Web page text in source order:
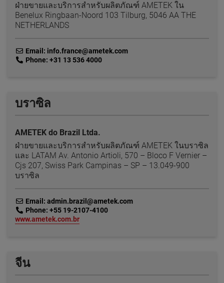
ฝ่ายขายและบริการสำหรับผลิตภัณฑ์ AMETEK ใน
Benelux Ringbaan-Noord 103 Tilburg, 5046 AA THE
NETHERLANDS
link Email: info.france@ametek.com
link Phone: +31 13 536 4000
บราซิล
AMETEK do Brazil Ltda.
ฝ่ายขายและบริการสำหรับผลิตภัณฑ์ AMETEK ในบราซิล
และ LATAM Av. Antonio Artioli, 570 – Bloco F Vernier –
Cjs 207, Swiss Park Campinas – SP – 13.049-900
บราซิล
link Email: admin.brazil@ametek.com
link Phone: +55 19-2107-4100
link
www.ametek.com.br
จีน